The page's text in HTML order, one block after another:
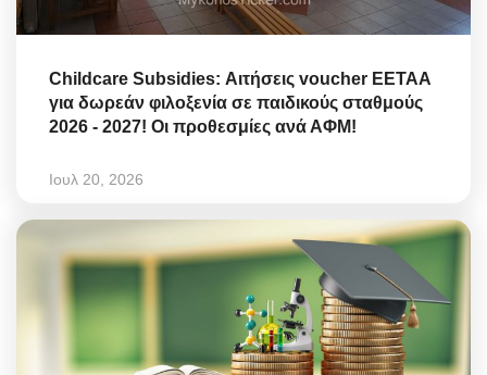
Childcare Subsidies: Αιτήσεις voucher ΕΕΤΑΑ
για δωρεάν φιλοξενία σε παιδικούς σταθμούς
2026 - 2027! Οι προθεσμίες ανά ΑΦΜ!
Ιουλ 20, 2026